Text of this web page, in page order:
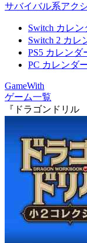
サバイバル系アク
Switch カレン
Switch 2 カレ
PS5 カレンダ
PC カレンダ
GameWith
ゲーム一覧
『ドラゴンドリ